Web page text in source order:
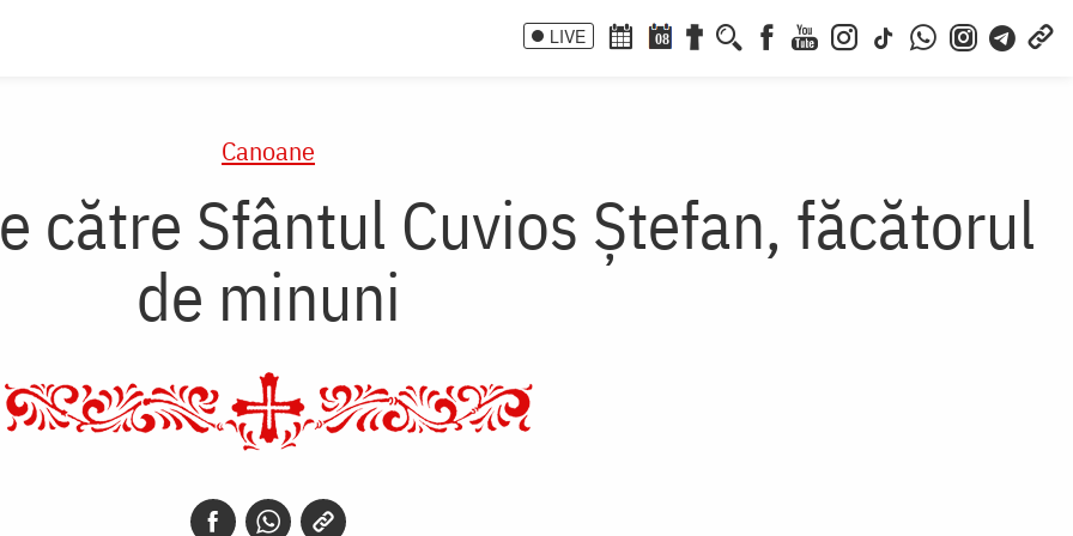
LIVE 08
Canoane
către Sfântul Cuvios Ştefan, făcătorul
de minuni